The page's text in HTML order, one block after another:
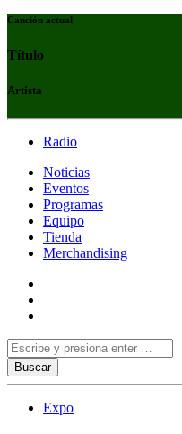
Canción actual
Título
Artista
Radio
Noticias
Eventos
Programas
Equipo
Tienda
Merchandising
Expo